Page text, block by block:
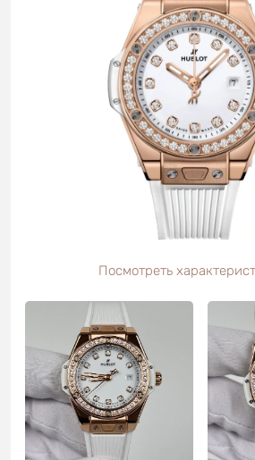
Посмотреть